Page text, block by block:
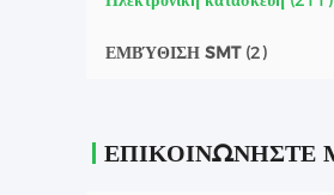
ΕΜΒΎΘΙΣΗ SMT(2)